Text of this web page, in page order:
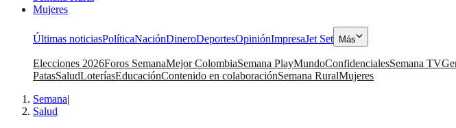
Mujeres
Últimas noticiasPolíticaNaciónDineroDeportesOpiniónImpresaJet Set Más
Elecciones 2026Foros SemanaMejor ColombiaSemana PlayMundoConfidencialesSemana TV
PatasSaludLoteríasEducaciónContenido en colaboraciónSemana RuralMujeres
Semana|
Salud